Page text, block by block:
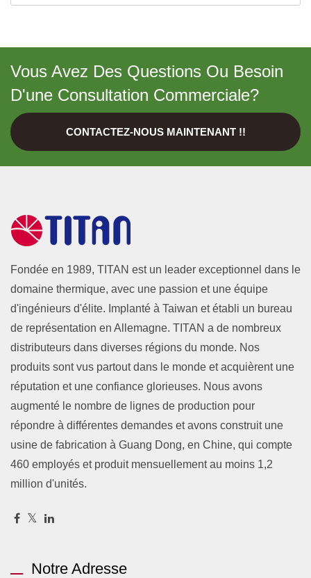
Vous Avez Des Questions Ou Besoin
D'une Consultation Commerciale?
CONTACTEZ-NOUS MAINTENANT !!
Fondée en 1989, TITAN est un leader exceptionnel dans le
domaine thermique, avec une passion et une équipe
d'ingénieurs d'élite. Implanté à Taiwan et établi un bureau
de représentation en Allemagne. TITAN a de nombreux
distributeurs dans diverses régions du monde. Nos
produits sont vus partout dans le monde et acquièrent une
réputation et une confiance glorieuses. Nous avons
augmenté le nombre de lignes de production pour
répondre à différentes demandes et avons construit une
usine de fabrication à Guang Dong, en Chine, qui compte
460 employés et produit mensuellement au moins 1,2
million d'unités.
Notre Adresse